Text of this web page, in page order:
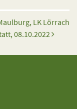
LK Lörrach
08.10.2022